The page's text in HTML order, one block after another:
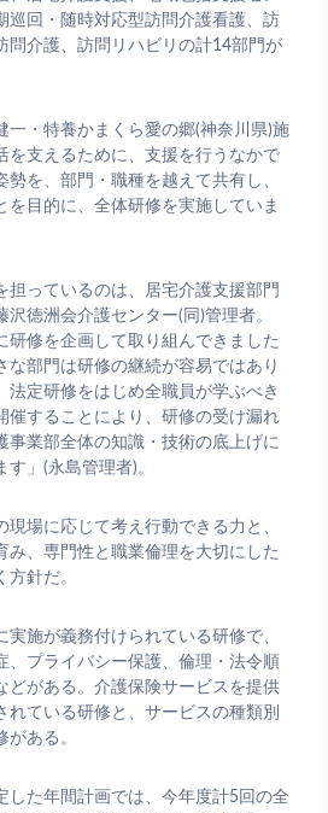
巡回・随時対応型訪問介護看護、訪
問介護、訪問リハビリの計14部門が
一・特養かまくら愛の郷(神奈川県)施
を支えるために、支援を行うなかで
勢を、部門・職種を越えて共有し、
を目的に、全体研修を実施していま
担っているのは、居宅介護支援部門
徳洲会介護センター(同)管理者。
研修を企画して取り組んできました
な部門は研修の継続が容易ではあり
法定研修をはじめ全職員が学ぶべき
催することにより、研修の受け漏れ
事業部全体の知識・技術の底上げに
」(永島管理者)。
現場に応じて考え行動できる力と、
み、専門性と職業倫理を大切にした
方針だ。
施が義務付けられている研修で、
、プライバシー保護、倫理・法令順
どがある。介護保険サービスを提供
れている研修と、サービスの種類別
ある。
した年間計画では、今年度計5回の全